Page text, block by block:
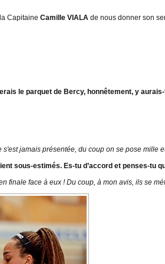
Capitaine Camille VIALA de nous donner son
le parquet de Bercy, honnêtement, y
jamais présentée, du coup on se pose mille
sous-estimés. Es-tu d’accord et penses-tu
finale face à eux ! Du coup, à mon avis, ils se